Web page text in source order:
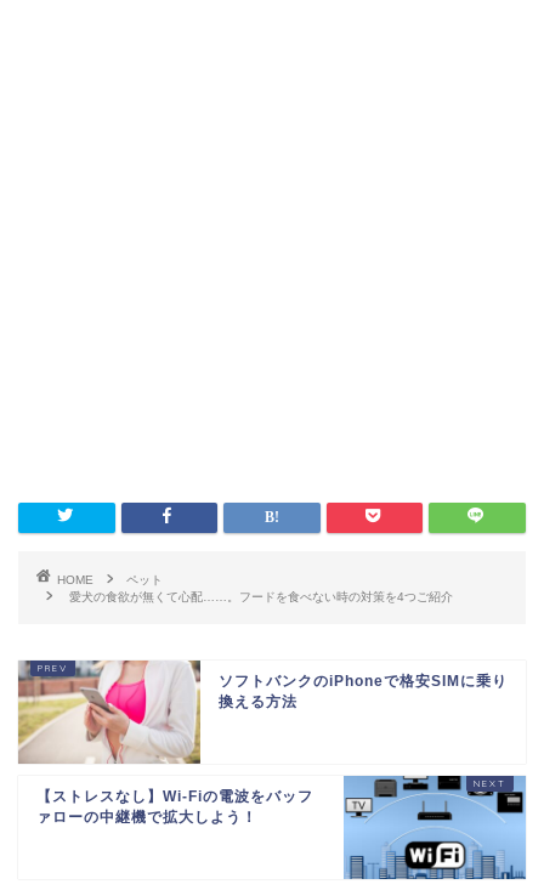
HOME
ペット
愛犬の食欲が無くて心配……。フードを食べない時の対策を4つご紹介
ソフトバンクのiPhoneで格安SIMに乗り
換える方法
【ストレスなし】Wi-Fiの電波をバッフ
ァローの中継機で拡大しよう！